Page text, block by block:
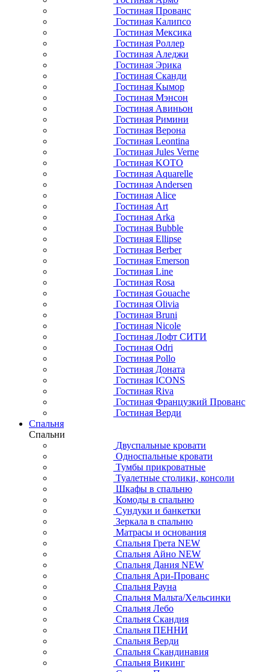
Гостиная Прованс
Гостиная Калипсо
Гостиная Мексика
Гостиная Роллер
Гостиная Аледжи
Гостиная Эрика
Гостиная Сканди
Гостиная Кымор
Гостиная Мэнсон
Гостиная Авиньон
Гостиная Римини
Гостиная Верона
Гостиная Leontina
Гостиная Jules Verne
Гостиная KOTO
Гостиная Aquarelle
Гостиная Andersen
Гостиная Alice
Гостиная Art
Гостиная Arka
Гостиная Bubble
Гостиная Ellipse
Гостиная Berber
Гостиная Emerson
Гостиная Line
Гостиная Rosa
Гостиная Gouache
Гостиная Olivia
Гостиная Bruni
Гостиная Nicole
Гостиная Лофт СИТИ
Гостиная Odri
Гостиная Pollo
Гостиная Доната
Гостиная ICONS
Гостиная Riva
Гостиная Французкий Прованс
Гостиная Верди
Спальня
Спальни
Двуспальные кровати
Односпальные кровати
Тумбы прикроватные
Туалетные столики, консоли
Шкафы в спальню
Комоды в спальню
Сундуки и банкетки
Зеркала в спальню
Матрасы и основания
Спальня Грета NEW
Спальня Айно NEW
Спальня Дания NEW
Спальня Ари-Прованс
Спальня Рауна
Спальня Мальта/Хельсинки
Спальня Лебо
Спальня Скандия
Спальня ПЕННИ
Спальня Верди
Спальня Скандинавия
Спальня Викинг